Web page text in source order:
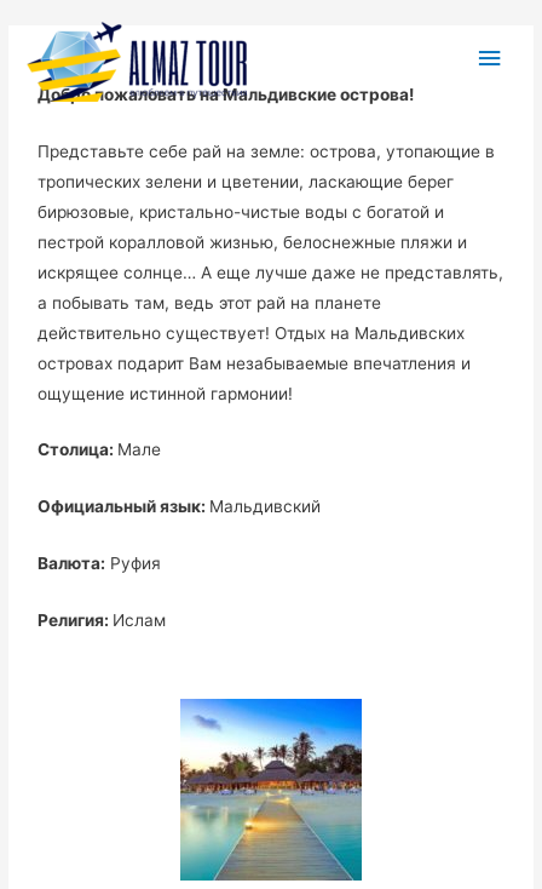
Добро пожаловать на Мальдивские острова!
Представьте себе рай на земле: острова, утопающие в
тропических зелени и цветении, ласкающие берег
бирюзовые, кристально-чистые воды с богатой и
пестрой коралловой жизнью, белоснежные пляжи и
искрящее солнце… А еще лучше даже не представлять,
а побывать там, ведь этот рай на планете
действительно существует! Отдых на Мальдивских
островах подарит Вам незабываемые впечатления и
ощущение истинной гармонии!
Столица: Мале
Официальный язык: Мальдивский
Валюта: Руфия
Религия: Ислам